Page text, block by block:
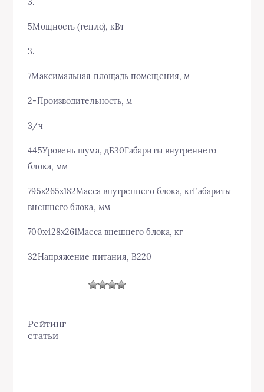
5Мощность (тепло), кВт
3.
7Максимальная площадь помещения, м
2-Производительность, м
3/ч
445Уровень шума, дБ30Габариты внутреннего
блока, мм
795x265x182Масса внутреннего блока, кгГабариты
внешнего блока, мм
700x428x261Масса внешнего блока, кг
32Напряжение питания, В220
Рейтинг статьи